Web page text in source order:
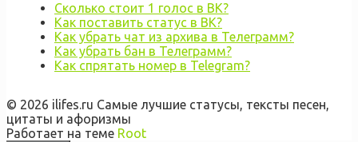
Сколько стоит 1 голос в ВК?
Как поставить статус в ВК?
Как убрать чат из архива в Телеграмм?
Как убрать бан в Телеграмм?
Как спрятать номер в Telegram?
© 2026 ilifes.ru Самые лучшие статусы, тексты песен,
цитаты и афоризмы
Работает на теме Root